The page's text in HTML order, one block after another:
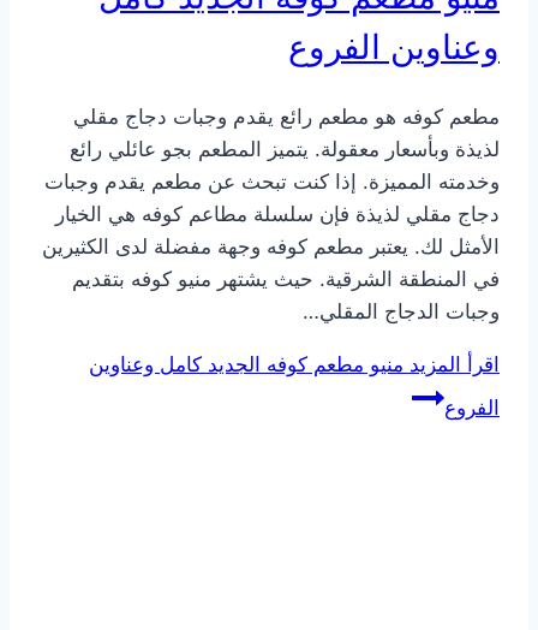
وعناوين الفروع
مطعم كوفه هو مطعم رائع يقدم وجبات دجاج مقلي
لذيذة وبأسعار معقولة. يتميز المطعم بجو عائلي رائع
وخدمته المميزة. إذا كنت تبحث عن مطعم يقدم وجبات
دجاج مقلي لذيذة فإن سلسلة مطاعم كوفه هي الخيار
الأمثل لك. يعتبر مطعم كوفه وجهة مفضلة لدى الكثيرين
في المنطقة الشرقية. حيث يشتهر منيو كوفه بتقديم
وجبات الدجاج المقلي…
اقرأ المزيد منيو مطعم كوفه الجديد كامل وعناوين
الفروع